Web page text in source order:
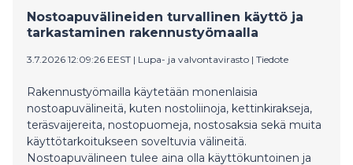
Rytkönen-Sandberg sanoo.
Nostoapuvälineiden turvallinen käyttö ja
tarkastaminen rakennustyömaalla
3.7.2026 12:09:26 EEST | Lupa- ja valvontavirasto | Tiedote
Rakennustyömailla käytetään monenlaisia
nostoapuvälineitä, kuten nostoliinoja, kettinkirakseja,
teräsvaijereita, nostopuomeja, nostosaksia sekä muita
käyttötarkoitukseen soveltuvia välineitä.
Nostoapuvälineen tulee aina olla käyttökuntoinen ja